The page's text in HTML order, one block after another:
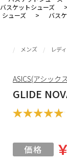
バスケットシューズ >
シューズ > バス
メンズ レデ
GLIDE
ASICS(アシック